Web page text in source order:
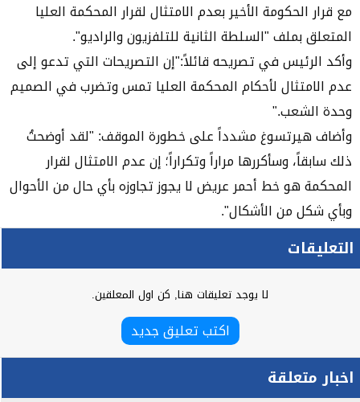
مع قرار الحكومة الأخير بعدم الامتثال لقرار المحكمة العليا
المتعلق بملف "السلطة الثانية للتلفزيون والراديو".
وأكد الرئيس في تصريحه قائلاً:"إن التصريحات التي تدعو إلى
عدم الامتثال لأحكام المحكمة العليا تمس وتضرب في الصميم
وحدة الشعب."
وأضاف هيرتسوغ مشدداً على خطورة الموقف: "لقد أوضحتُ
ذلك سابقاً، وسأكررها مراراً وتكراراً؛ إن عدم الامتثال لقرار
المحكمة هو خط أحمر عريض لا يجوز تجاوزه بأي حال من الأحوال
وبأي شكل من الأشكال".
التعليقات
لا يوجد تعليقات هنا, كن اول المعلقين.
اكتب تعليق جديد
اخبار متعلقة